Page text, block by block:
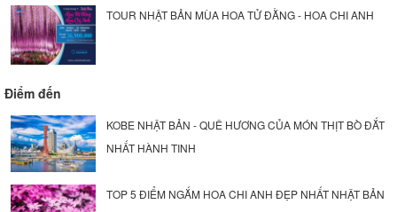
TOUR NHẬT BẢN MÙA HOA TỬ ĐẰNG - HOA CHI ANH
Điểm đến
KOBE NHẬT BẢN - QUÊ HƯƠNG CỦA MÓN THỊT BÒ ĐẮT
NHẤT HÀNH TINH
TOP 5 ĐIỂM NGẮM HOA CHI ANH ĐẸP NHẤT NHẬT BẢN